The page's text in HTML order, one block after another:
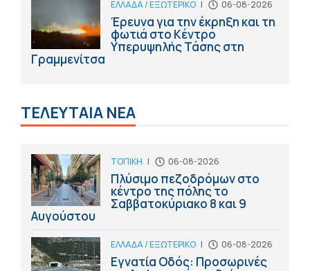
ΕΛΛΑΔΑ / ΕΞΩΤΕΡΙΚΟ | 06-08-2026
Έρευνα για την έκρηξη και τη
φωτιά στο Κέντρο
Υπερυψηλής Τάσης στη
Γραμμενίτσα
ΤΕΛΕΥΤΑΙΑ ΝΕΑ
ΤΟΠΙΚΗ | 06-08-2026
Πλύσιμο πεζοδρόμων στο
κέντρο της πόλης το
Σαββατοκύριακο 8 και 9
Αυγούστου
ΕΛΛΑΔΑ / ΕΞΩΤΕΡΙΚΟ | 06-08-2026
Εγνατία Οδός: Προσωρινές